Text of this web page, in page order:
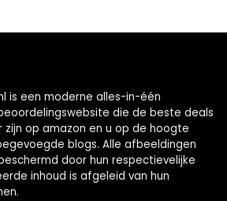
is een moderne alles-in-één
die de beste deals
op amazon en u op de hoogte
blogs. Alle afbeeldingen
door hun respectievelijke
inhoud is afgeleid van hun